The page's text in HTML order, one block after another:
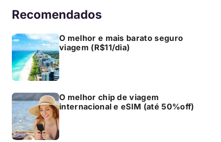
Recomendados
O melhor e mais barato seguro
viagem (R$11/dia)
O melhor chip de viagem
internacional e eSIM (até 50%off)